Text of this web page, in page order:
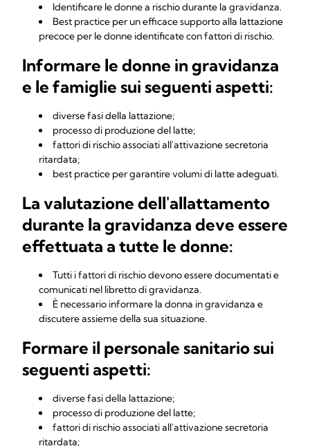
Identificare le donne a rischio durante la gravidanza.
Best practice per un efficace supporto alla lattazione
precoce per le donne identificate con fattori di rischio.
Informare le donne in gravidanza
e le famiglie sui seguenti aspetti:
diverse fasi della lattazione;
processo di produzione del latte;
fattori di rischio associati all'attivazione secretoria
ritardata;
best practice per garantire volumi di latte adeguati.
La valutazione dell'allattamento
durante la gravidanza deve essere
effettuata a tutte le donne:
Tutti i fattori di rischio devono essere documentati e
comunicati nel libretto di gravidanza.
È necessario informare la donna in gravidanza e
discutere assieme della sua situazione.
Formare il personale sanitario sui
seguenti aspetti:
diverse fasi della lattazione;
processo di produzione del latte;
fattori di rischio associati all'attivazione secretoria
ritardata;